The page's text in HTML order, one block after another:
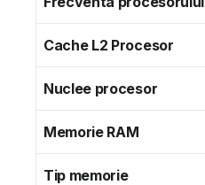
Cache L2 Procesor
Nuclee procesor
Memorie RAM
Tip memorie